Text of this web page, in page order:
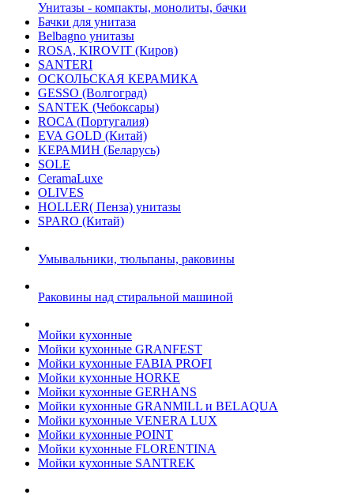
Унитазы - компакты, монолиты, бачки
Бачки для унитаза
Belbagno унитазы
ROSA, KIROVIT (Киров)
SANTERI
ОСКОЛЬСКАЯ КЕРАМИКА
GESSO (Волгоград)
SANTEK (Чебоксары)
ROCA (Португалия)
EVA GOLD (Китай)
KЕРАМИН (Беларусь)
SOLE
CeramaLuxe
OLIVES
HOLLER( Пенза) унитазы
SPARO (Китай)
Умывальники, тюльпаны, раковины
Раковины над стиральной машиной
Мойки кухонные
Мойки кухонные GRANFEST
Мойки кухонные FABIA PROFI
Мойки кухонные HORKE
Мойки кухонные GERHANS
Мойки кухонные GRANMILL и BELAQUA
Мойки кухонные VENERA LUX
Мойки кухонные POINT
Мойки кухонные FLORENTINA
Мойки кухонные SANTREK